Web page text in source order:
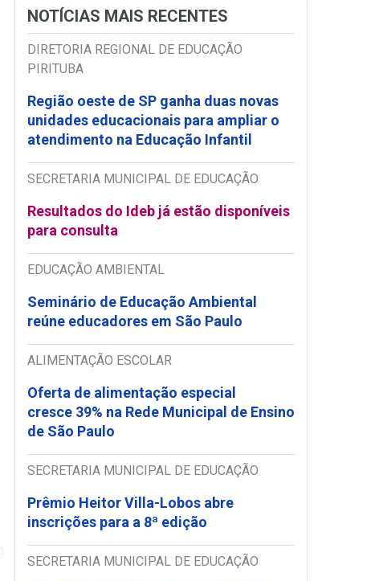
NOTÍCIAS MAIS RECENTES
DIRETORIA REGIONAL DE EDUCAÇÃO
PIRITUBA
Região oeste de SP ganha duas novas
unidades educacionais para ampliar o
atendimento na Educação Infantil
SECRETARIA MUNICIPAL DE EDUCAÇÃO
Resultados do Ideb já estão disponíveis
para consulta
EDUCAÇÃO AMBIENTAL
Seminário de Educação Ambiental
reúne educadores em São Paulo
ALIMENTAÇÃO ESCOLAR
Oferta de alimentação especial
cresce 39% na Rede Municipal de Ensino
de São Paulo
SECRETARIA MUNICIPAL DE EDUCAÇÃO
Prêmio Heitor Villa-Lobos abre
inscrições para a 8ª edição
SECRETARIA MUNICIPAL DE EDUCAÇÃO